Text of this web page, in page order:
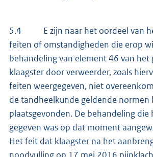
5.4 E zijn naar het oordeel van
feiten of omstandigheden die erop
behandeling van element 46 van het
klaagster door verweerder, zoals
feiten weergegeven, niet
de tandheelkunde geldende normen
plaatsgevonden. De behandeling die
gegeven was op dat moment
Het feit dat klaagster na het